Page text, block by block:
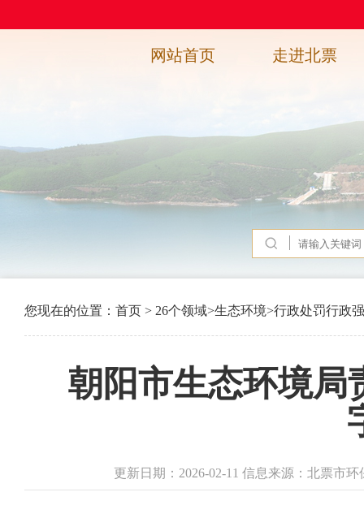
网站首页 走进北票
您现在的位置： 首页 > 26个领域>生态环境>行政处罚行政
朝阳市生态环境局
更新日期：2026-02-11 信息来源：北票市